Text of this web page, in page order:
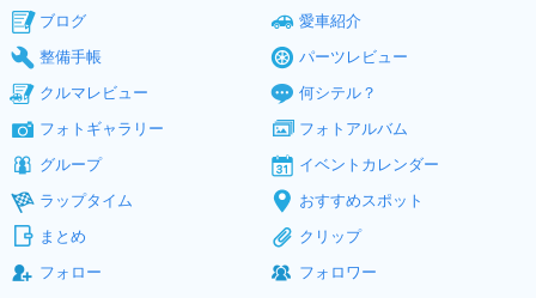
ブログ
愛車紹介
整備手帳
パーツレビュー
クルマレビュー
何シテル？
フォトギャラリー
フォトアルバム
グループ
イベントカレンダー
ラップタイム
おすすめスポット
まとめ
クリップ
フォロー
フォロワー